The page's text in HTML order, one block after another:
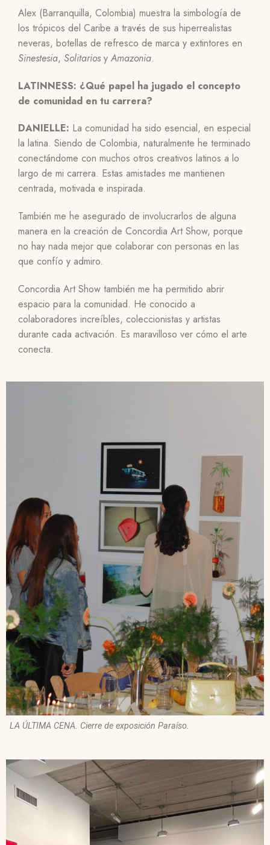
Alex (Barranquilla, Colombia) muestra la simbología de
los trópicos del Caribe a través de sus hiperrealistas
neveras, botellas de refresco de marca y extintores en
Sinestesia, Solitarios y Amazonia.
LATINNESS: ¿Qué papel ha jugado el concepto
de comunidad en tu carrera?
DANIELLE: La comunidad ha sido esencial, en especial
la latina. Siendo de Colombia, naturalmente he terminado
conectándome con muchos otros creativos latinos a lo
largo de mi carrera. Estas amistades me mantienen
centrada, motivada e inspirada.
También me he asegurado de involucrarlos de alguna
manera en la creación de Concordia Art Show, porque
no hay nada mejor que colaborar con personas en las
que confío y admiro.
Concordia Art Show también me ha permitido abrir
espacio para la comunidad. He conocido a
colaboradores increíbles, coleccionistas y artistas
durante cada activación. Es maravilloso ver cómo el arte
conecta.
LA ÚLTIMA CENA. Cierre de exposición Paraíso.